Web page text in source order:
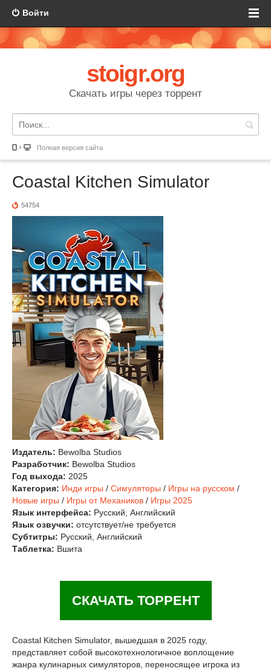
Войти
stoigr.org
Скачать игры через торрент
Полная версия сайта
Coastal Kitchen Simulator
54754
Издатель: Bewolba Studios
Разработчик: Bewolba Studios
Год выхода: 2025
Категория: Инди игры / Симуляторы / Игры на русском /
Новые игры / Игры от Механиков / Игры 2025
Язык интерфейса: Русский, Английский
Язык озвучки: отсутствует/не требуется
Субтитры: Русский, Английский
Таблетка: Вшита
СКАЧАТЬ ТОРРЕНТ
Coastal Kitchen Simulator, вышедшая в 2025 году,
представляет собой высокотехнологичное воплощение
жанра кулинарных симуляторов, переносящее игрока из